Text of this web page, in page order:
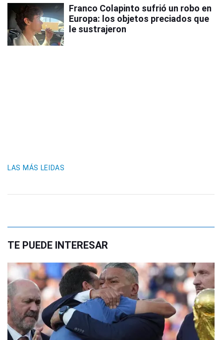
Franco Colapinto sufrió un robo en
Europa: los objetos preciados que
le sustrajeron
LAS MÁS LEIDAS
TE PUEDE INTERESAR